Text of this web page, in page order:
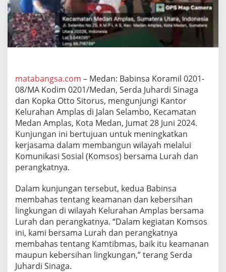
0
8
/
M
A
T
g
k
a
t
k
a
n
e
r
s
m
a
d
e
n
g
a
matabangsa.com – Medan: Babinsa Koramil 0201-
08/MA Kodim 0201/Medan, Serda Juhardi Sinaga
dan Kopka Otto Sitorus, mengunjungi Kantor
Kelurahan Amplas di Jalan Selambo, Kecamatan
Medan Amplas, Kota Medan, Jumat 28 Juni 2024.
Kunjungan ini bertujuan untuk meningkatkan
kerjasama dalam membangun wilayah melalui
Komunikasi Sosial (Komsos) bersama Lurah dan
perangkatnya.
Dalam kunjungan tersebut, kedua Babinsa
membahas tentang keamanan dan kebersihan
lingkungan di wilayah Kelurahan Amplas bersama
Lurah dan perangkatnya. “Dalam kegiatan Komsos
ini, kami bersama Lurah dan perangkatnya
membahas tentang Kamtibmas, baik itu keamanan
maupun kebersihan lingkungan,” terang Serda
Juhardi Sinaga.